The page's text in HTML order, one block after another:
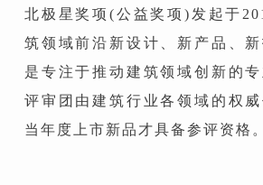
北极星奖项(公益奖项)发起于
筑领域前沿新设计、新产品、新
是专注于推动建筑领域创新的
评审团由建筑行业各领域的权
当年度上市新品才具备参评资格。